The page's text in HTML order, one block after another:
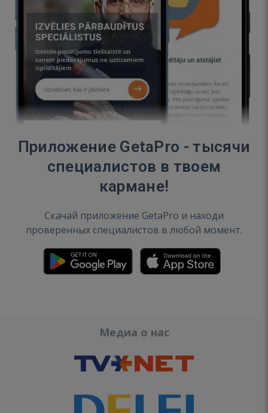
Приложение GetaPro - тысячи
специалистов в твоем
кармане!
Скачай приложение GetaPro и находи
проверенных специалистов в любой момент.
Медиа о нас